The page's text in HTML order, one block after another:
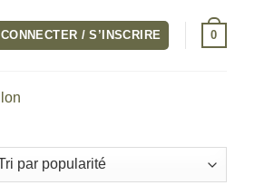
/ S’INSCRIRE 0